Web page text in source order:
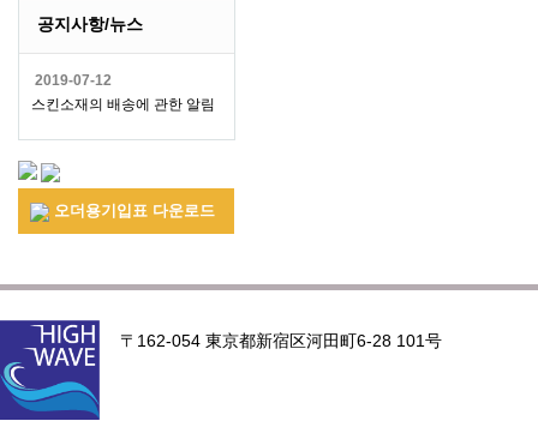
공지사항/뉴스
2019-07-12
스킨소재의 배송에 관한 알림
오더용기입표 다운로드
〒162-054 東京都新宿区河田町6-28 101号